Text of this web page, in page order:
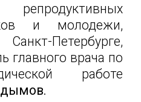
и молодежи,
Петербурге,
главного врача по
работе